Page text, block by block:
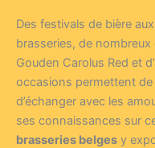
Des festivals de bière
brasseries, de
Gouden Carolus Red et
occasions permettent
d’échanger avec les
ses connaissances sur
brasseries belges y